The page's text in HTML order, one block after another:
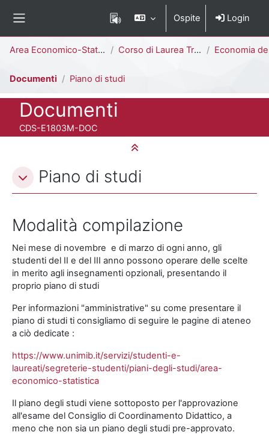
Ospite Login
Area Economico-Statistica Corso di Laurea Triennale Economia delle Banche, delle Assicurazioni e degli
Documenti Piano di studi
Titolo del corso
Documenti
Codice identificativo del corso
CDS-E1803M-DOC
Schema della sezione
Minimizza tutto
Piano di studi
Modalità compilazione
Nei mese di novembre e di marzo di ogni anno, gli
studenti del II e del III anno possono operare delle scelte
in merito agli insegnamenti opzionali, presentando il
proprio piano di studi
Per informazioni "amministrative" su come presentare il
piano di studi ti consigliamo di seguire le pagine di ateneo
a ciò dedicate :
https://www.unimib.it/servizi/studenti-e-
laureati/segreterie-studenti/piani-degli-studi/area-
economico-statistica
Il piano degli studi viene sottoposto per l'approvazione
all'esame del Consiglio di Coordinamento Didattico, a
meno che non sia un piano degli studi pre-approvato.